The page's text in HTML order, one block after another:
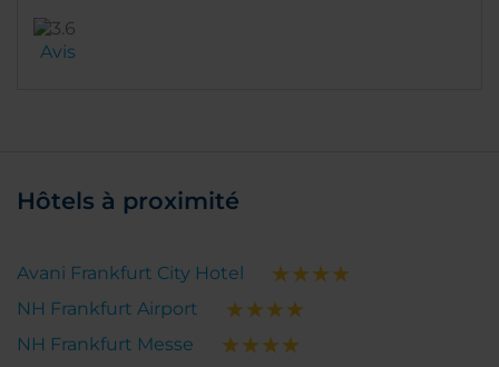
Avis
Hôtels à proximité
Avani Frankfurt City Hotel
NH Frankfurt Airport
NH Frankfurt Messe